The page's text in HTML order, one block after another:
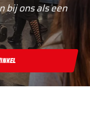
bij ons als een